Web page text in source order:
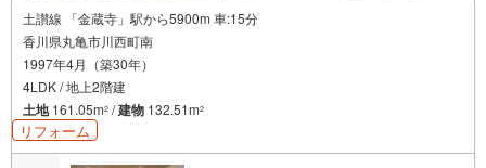
土讃線 「金蔵寺」駅から5900m 車:15分
香川県丸亀市川西町南
1997年4月（築30年）
4LDK / 地上2階建
土地161.05m2 /建物 132.51m2
リフォーム